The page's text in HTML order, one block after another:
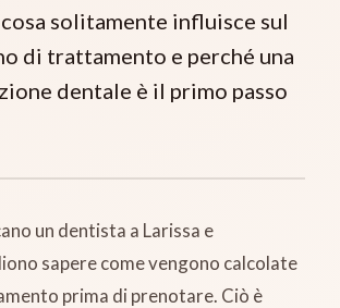
cosa solitamente influisce sul
di trattamento e perché una
dentale è il primo passo
un dentista a Larissa e
sapere come vengono calcolate
prima di prenotare. Ciò è